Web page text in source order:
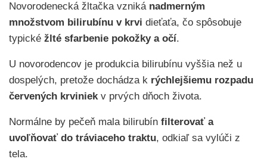
Novorodenecká žltačka vzniká nadmerným
množstvom bilirubínu v krvi dieťaťa, čo spôsobuje
typické žlté sfarbenie pokožky a očí.
U novorodencov je produkcia bilirubínu vyššia než u
dospelých, pretože dochádza k rýchlejšiemu rozpadu
červených krviniekv prvých dňoch života.
Normálne by pečeň mala bilirubín filterovať a
uvoľňovať do tráviaceho traktu, odkiaľ sa vylúči z
tela.